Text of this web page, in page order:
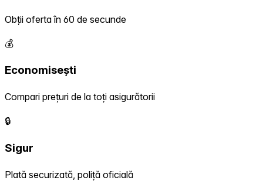
Obții oferta în 60 de secunde
💰
Economisești
Compari prețuri de la toți asigurătorii
🔒
Sigur
Plată securizată, poliță oficială